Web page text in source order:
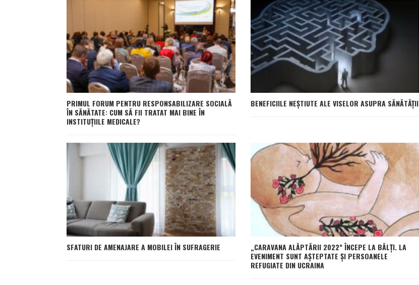
PRIMUL FORUM PENTRU RESPONSABILIZARE SOCIALĂ
ÎN SĂNĂTATE: CUM SĂ FII TRATAT MAI BINE ÎN
INSTITUȚIILE MEDICALE?
BENEFICIILE NEȘTIUTE ALE VISELOR ASUPRA SĂNĂTĂȚII
SFATURI DE AMENAJARE A MOBILEI ÎN SUFRAGERIE
„CARAVANA ALĂPTĂRII 2022” ÎNCEPE LA BĂLȚI. LA
EVENIMENT SUNT AȘTEPTATE ȘI PERSOANELE
REFUGIATE DIN UCRAINA